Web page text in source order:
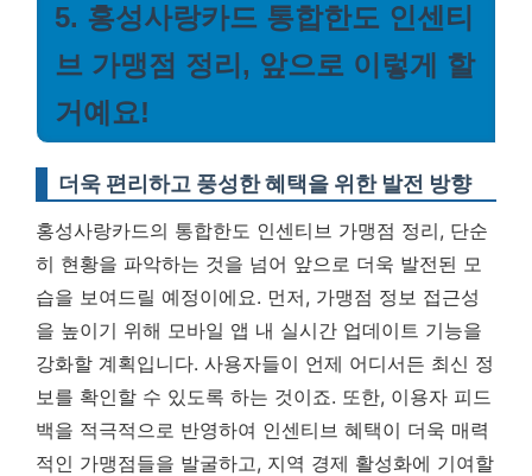
5. 홍성사랑카드 통합한도 인센티
브 가맹점 정리, 앞으로 이렇게 할
거예요!
더욱 편리하고 풍성한 혜택을 위한 발전 방향
홍성사랑카드의 통합한도 인센티브 가맹점 정리, 단순
히 현황을 파악하는 것을 넘어 앞으로 더욱 발전된 모
습을 보여드릴 예정이에요. 먼저, 가맹점 정보 접근성
을 높이기 위해 모바일 앱 내 실시간 업데이트 기능을
강화할 계획입니다. 사용자들이 언제 어디서든 최신 정
보를 확인할 수 있도록 하는 것이죠. 또한, 이용자 피드
백을 적극적으로 반영하여 인센티브 혜택이 더욱 매력
적인 가맹점들을 발굴하고, 지역 경제 활성화에 기여할